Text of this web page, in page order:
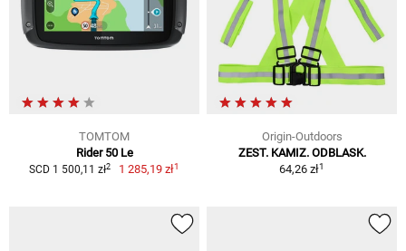
TOMTOM
Rider 50 Le
SCD 1 500,11 zł2 1 285,19 zł1
Origin-Outdoors
ZEST. KAMIZ. ODBLASK.
64,26 zł1